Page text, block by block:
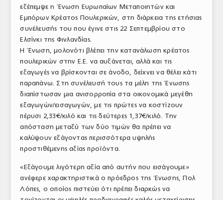
ΕΥΡΩΠΑΪΚΗ ΝΟΜΟΘΕΣΙΑ
ΤΟ ΠΕΡΙΟΔΙΚΟ
Profile
ΑΡΧΕΙΟ ΤΕΥΧΩΝ
ΣΥΝΕΔΡΙΟ ΚΡΕΑΤΟΣ
εξέπεμψε η Ένωση Ευρωπαίων Μεταποιητών και
Εμπόρων Κρέατος Πουλερικών, στη διάρκεια της ετήσιας
συνέλευσής του που έγινε στις 22 Σεπτεμβρίου στο
Ελσίνκι της Φινλανδίας.
Η Ένωση, μολονότι βλέπει την κατανάλωση κρέατος
πουλερικών στην Ε.Ε. να αυξάνεται, αλλά και τις
εξαγωγές να βρίσκονται σε άνοδο, δείχνει να θέλει κάτι
παραπάνω. Στη συνέλευσή τους τα μέλη της Ένωσης
διαπίστωσαν μια ανισορροπία στα οικονομικά μεγέθη
εξαγωγών/εισαγωγών, με τις πρώτες να κοστίζουν
πέρυσι 2,33€/κιλό και τις δεύτερες 1,37€/κιλό. Την
απόσταση μεταξύ των δύο τιμών θα πρέπει να
καλύψουν εξάγοντας περισσότερα υψηλής
προστιθέμενης αξίας προϊόντα.
«Εξάγουμε λιγότερη αξία από αυτήν που εισάγουμε»
ανέφερε χαρακτηριστικά ο πρόεδρος της Ένωσης, Πολ
Λόπες, ο οποίος πιστεύει ότι πρέπει διαρκώς να